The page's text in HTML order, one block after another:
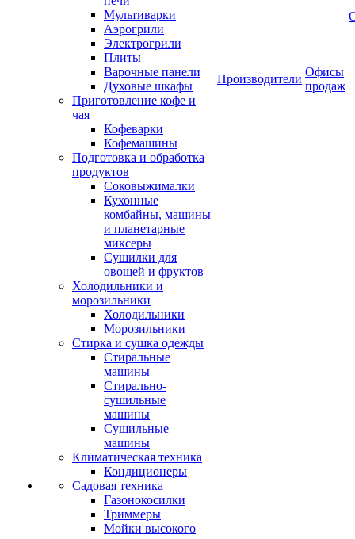
Мультиварки
Аэрогрили
Электрогрили
Плиты
Варочные панели
Духовые шкафы
Приготовление кофе и
чая
Кофеварки
Кофемашины
Подготовка и обработка
продуктов
Соковыжималки
Кухонные
комбайны, машины
и планетарные
миксеры
Сушилки для
овощей и фруктов
Холодильники и
морозильники
Холодильники
Морозильники
Стирка и сушка одежды
Стиральные
машины
Стирально-
сушильные
машины
Сушильные
машины
Климатическая техника
Кондиционеры
Садовая техника
Газонокосилки
Триммеры
Мойки высокого
Производители
Офисы
продаж